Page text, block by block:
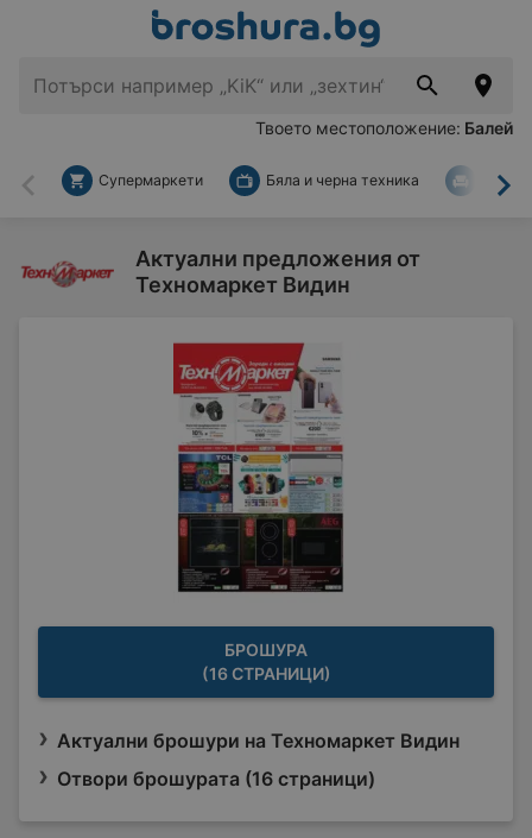
Твоето местоположение: Балей
Назад
Супермаркети Бяла и черна техника За
Актуални предложения от
Техномаркет Видин
БРОШУРА
(16 СТРАНИЦИ)
Актуални брошури на Техномаркет Видин
Отвори брошурата (16 страници)